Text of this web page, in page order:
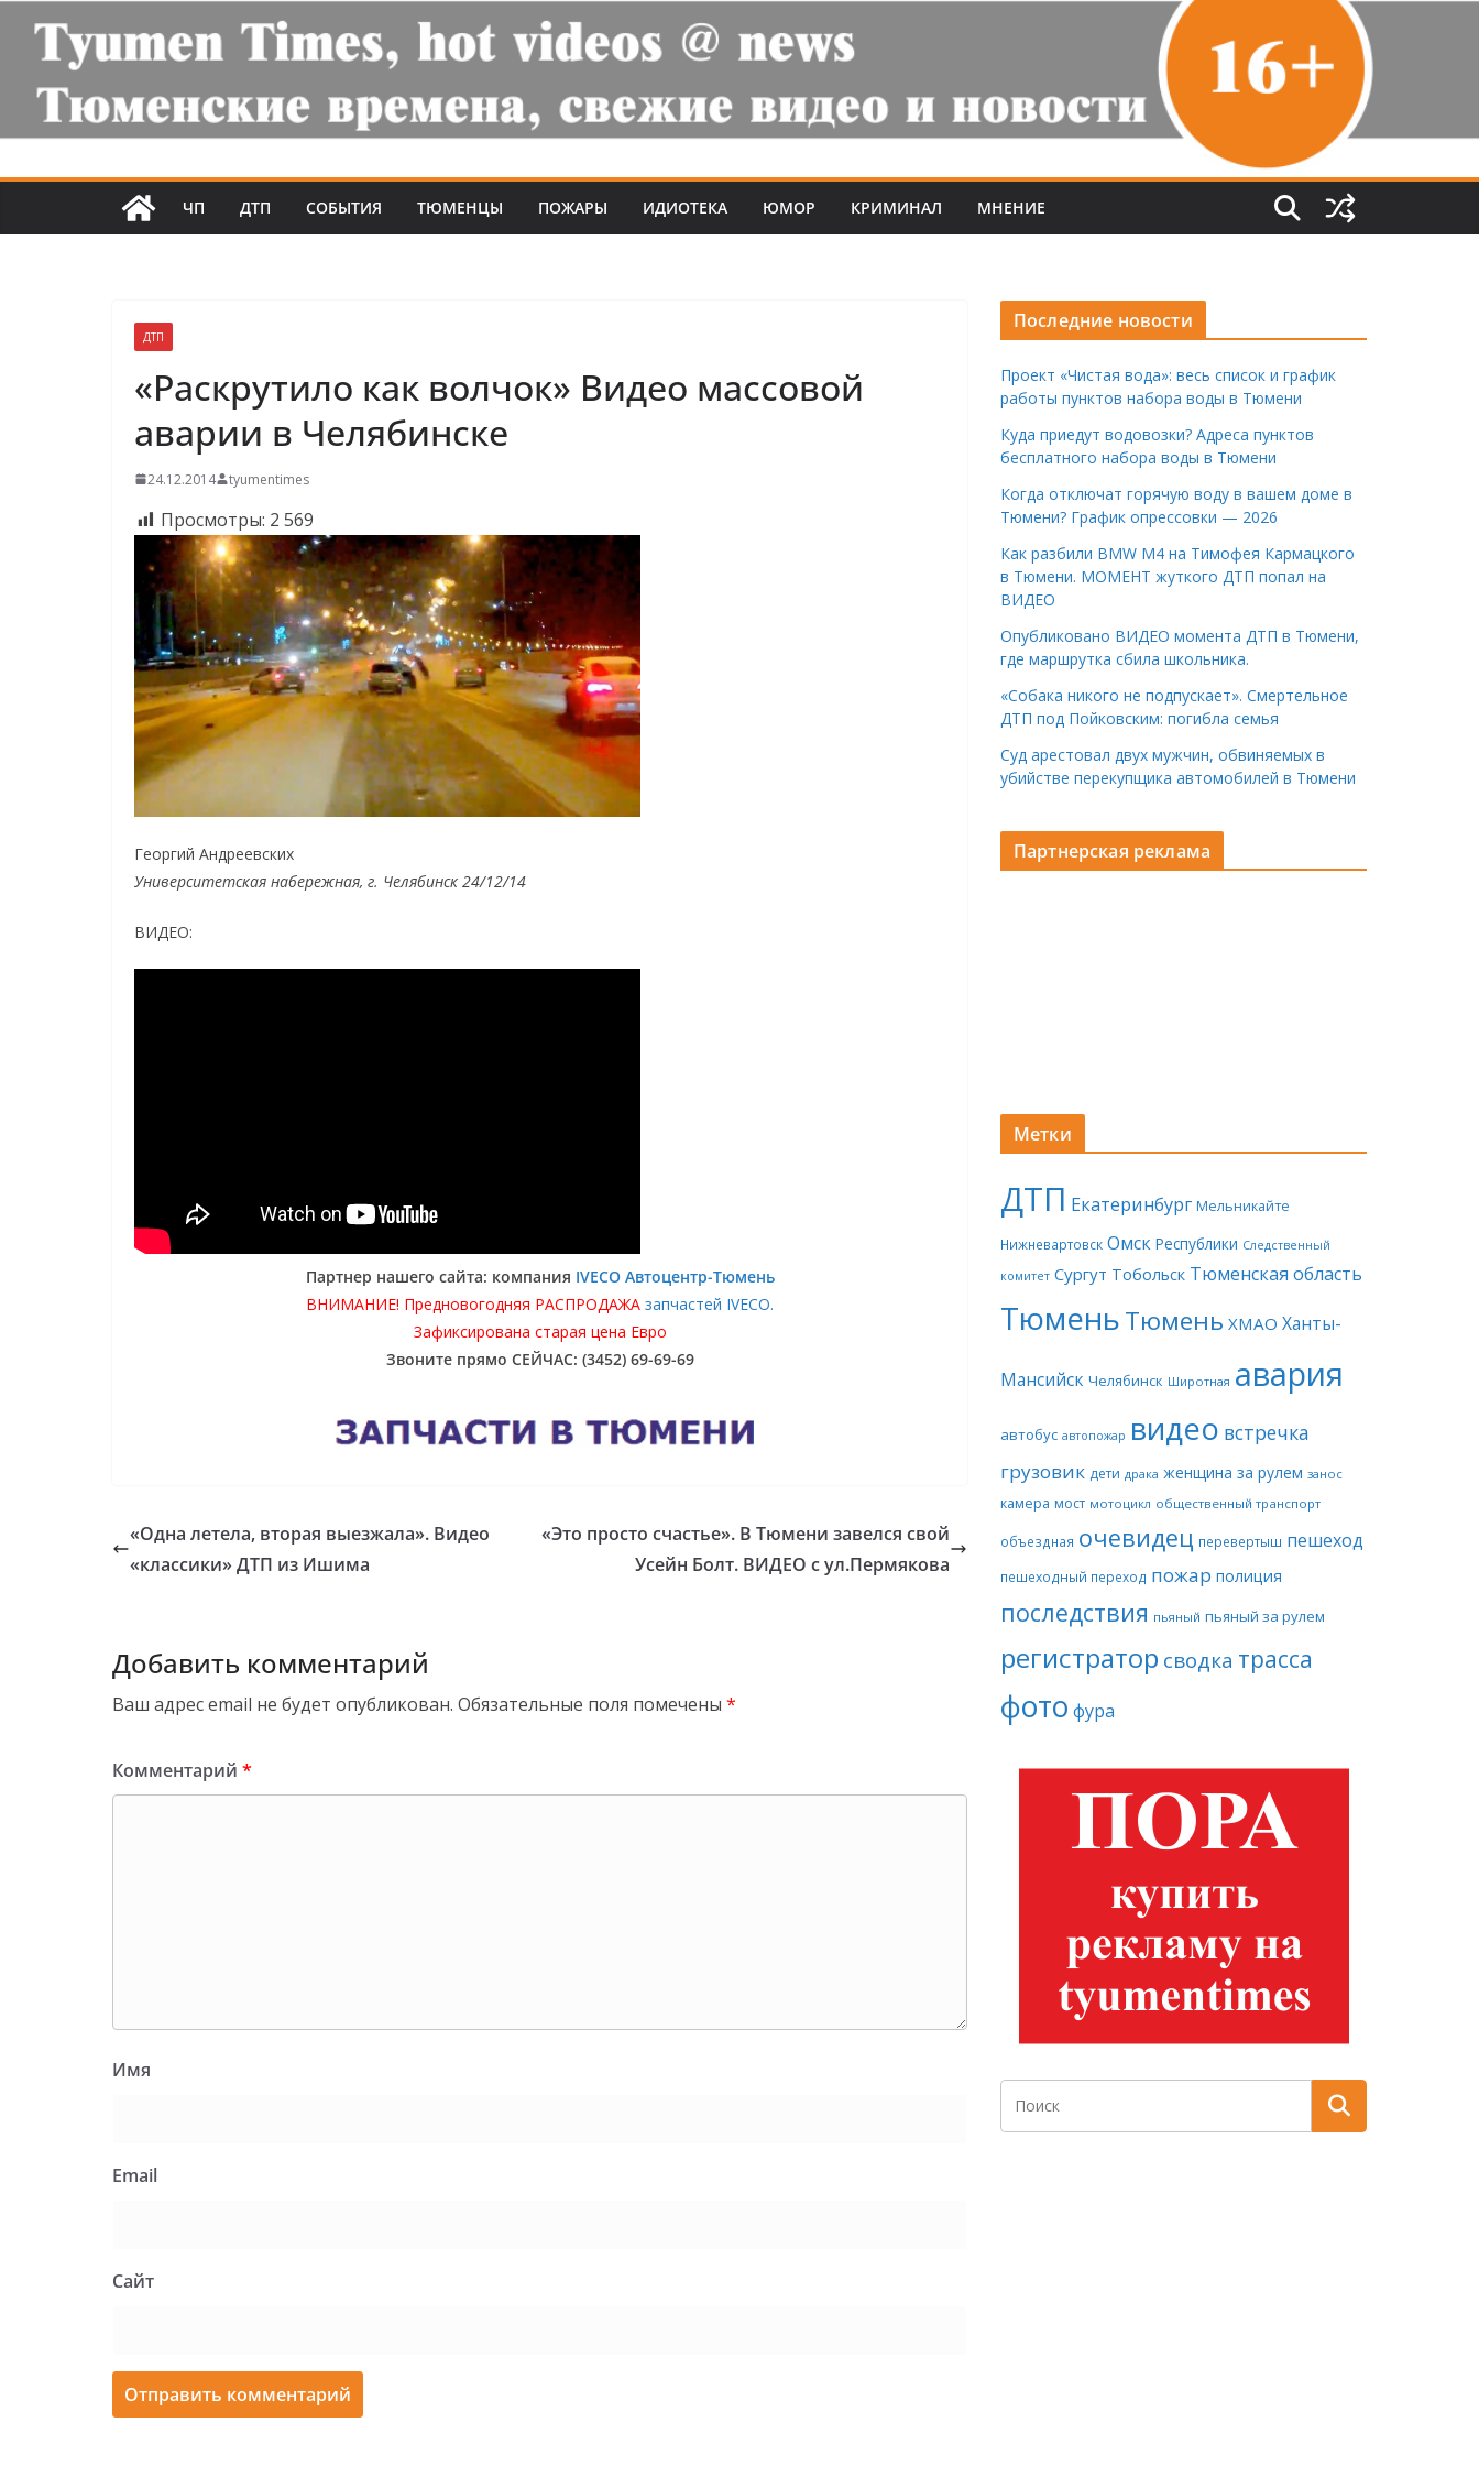
ЧП ДТП СОБЫТИЯ ТЮМЕНЦЫ ПОЖАРЫ ИДИОТЕКА ЮМОР КРИМИНАЛ МНЕНИЕ
ДТП
«Раскрутило как волчок» Видео массовой
аварии в Челябинске
24.12.2014 tyumentimes
Просмотры: 2 569
Георгий Андреевских
Университетская набережная, г. Челябинск 24/12/14
ВИДЕО:
Партнер нашего сайта: компания IVECO Автоцентр-Тюмень
ВНИМАНИЕ! Предновогодняя РАСПРОДАЖА запчастей IVECO.
Зафиксирована старая цена Евро
Звоните прямо СЕЙЧАС: (3452) 69-69-69
«Одна летела, вторая выезжала». Видео
«классики» ДТП из Ишима
«Это просто счастье». В Тюмени завелся свой
Усейн Болт. ВИДЕО с ул.Пермякова
Добавить комментарий
Ваш адрес email не будет опубликован. Обязательные поля помечены *
Комментарий *
Имя
Email
Сайт
Последние новости
Проект «Чистая вода»: весь список и график
работы пунктов набора воды в Тюмени
Куда приедут водовозки? Адреса пунктов
бесплатного набора воды в Тюмени
Когда отключат горячую воду в вашем доме в
Тюмени? График опрессовки — 2026
Как разбили BMW M4 на Тимофея Кармацкого
в Тюмени. МОМЕНТ жуткого ДТП попал на
ВИДЕО
Опубликовано ВИДЕО момента ДТП в Тюмени,
где маршрутка сбила школьника.
«Собака никого не подпускает». Смертельное
ДТП под Пойковским: погибла семья
Суд арестовал двух мужчин, обвиняемых в
убийстве перекупщика автомобилей в Тюмени
Партнерская реклама
Метки
ДТП Екатеринбург Мельникайте
Нижневартовск Омск Республики Следственный
комитет Сургут Тобольск Тюменская область
ТюменьТюмень ХМАО Ханты-
Мансийск Челябинск Широтная авария
автобус автопожар видео встречка
грузовик дети драка женщина за рулем занос
камера мост мотоцикл общественный транспорт
объездная очевидец перевертыш пешеход
пешеходный переход пожар полиция
последствия пьяный пьяный за рулем
регистратор сводка трасса
фото фура